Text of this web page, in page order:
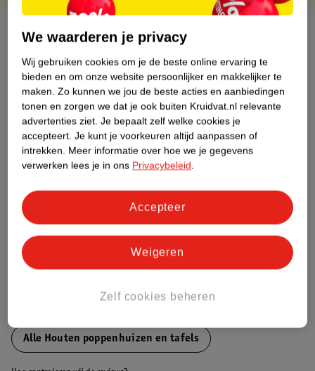
Over dit product
Productinformatie
Etiketinformatie
Nature Impact Score
Dit product heeft (nog) geen Nature
Bestel & Bezorginformatie
Alle Houten poppenhuizen en tafels
We waarderen je privacy
Wij gebruiken cookies om je de beste online ervaring te
bieden en om onze website persoonlijker en makkelijker te
maken. Zo kunnen we jou de beste acties en aanbiedingen
tonen en zorgen we dat je ook buiten Kruidvat.nl relevante
advertenties ziet. Je bepaalt zelf welke cookies je
accepteert. Je kunt je voorkeuren altijd aanpassen of
intrekken. Meer informatie over hoe we je gegevens
verwerken lees je in ons Privacybeleid.
Zelf cookies beheren
Weigeren
Accepteer